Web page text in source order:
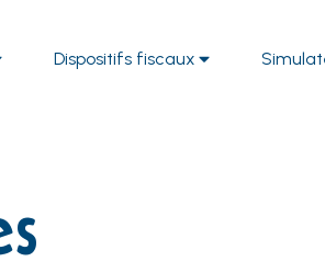
Dispositifs fiscaux